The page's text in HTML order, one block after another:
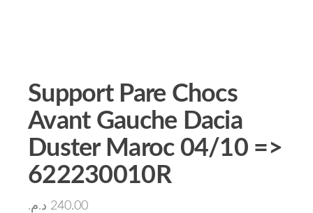
Support Pare Chocs
Avant Gauche Dacia
Duster Maroc 04/10 =>
622230010R
240.00 د.م.